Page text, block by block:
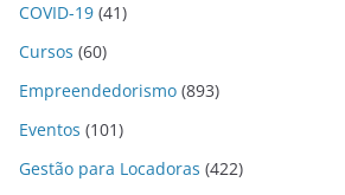
COVID-19 (41)
Cursos (60)
Empreendedorismo (893)
Eventos (101)
Gestão para Locadoras (422)